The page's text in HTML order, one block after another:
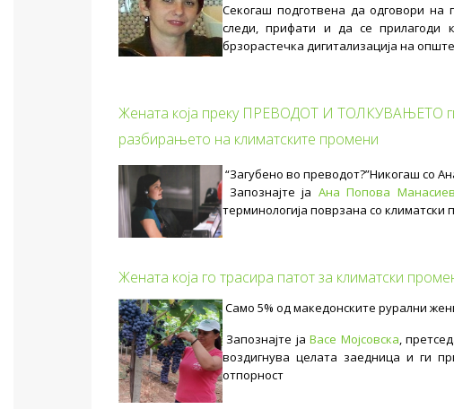
Секогаш подготвена да одговори на
следи, прифати и да се прилагоди
брзорастечка дигитализација на
Жената која преку ПРЕВОДОТ И ТОЛКУВАЊЕТО ги
разбирањето на климатските промени
“Загубено во преводот?”Никогаш со
Запознајте ја Ана Попова
терминологија поврзана со климатски
Жената која го трасира патот за климатски
Само 5% од македонските рурални
Запознајте јаВасе Мојсовска,
воздигнува целата заедница и ги
отпорност